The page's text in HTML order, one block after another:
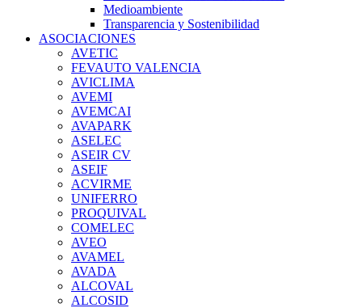
Medioambiente
Transparencia y Sostenibilidad
ASOCIACIONES
AVETIC
FEVAUTO VALENCIA
AVICLIMA
AVEMI
AVEMCAI
AVAPARK
ASELEC
ASEIR CV
ASEIF
ACVIRME
UNIFERRO
PROQUIVAL
COMELEC
AVEO
AVAMEL
AVADA
ALCOVAL
ALCOSID